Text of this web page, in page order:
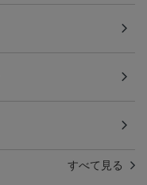
すべて見る